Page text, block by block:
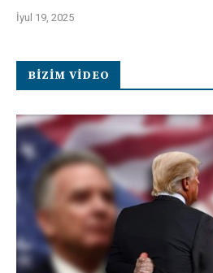
İyul 19, 2025
BIZIM VIDEO